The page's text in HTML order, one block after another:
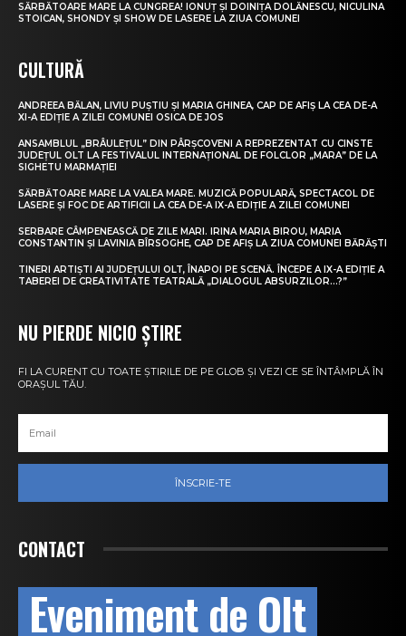
SĂRBĂTOARE MARE LA CUNGREA! IONUȚ ȘI DOINIȚA DOLĂNESCU, NICULINA
STOICAN, SHONDY ȘI SHOW DE LASERE LA ZIUA COMUNEI
CULTURĂ
ANDREEA BĂLAN, LIVIU PUȘTIU ȘI MARIA GHINEA, CAP DE AFIȘ LA CEA DE-A
XI-A EDIȚIE A ZILEI COMUNEI OSICA DE JOS
ANSAMBLUL „BRÂULEȚUL” DIN PÂRȘCOVENI A REPREZENTAT CU CINSTE
JUDEȚUL OLT LA FESTIVALUL INTERNAȚIONAL DE FOLCLOR „MARA” DE LA
SIGHETU MARMAȚIEI
SĂRBĂTOARE MARE LA VALEA MARE. MUZICĂ POPULARĂ, SPECTACOL DE
LASERE ȘI FOC DE ARTIFICII LA CEA DE-A IX-A EDIȚIE A ZILEI COMUNEI
SERBARE CÂMPENEASCĂ DE ZILE MARI. IRINA MARIA BIROU, MARIA
CONSTANTIN ȘI LAVINIA BÎRSOGHE, CAP DE AFIȘ LA ZIUA COMUNEI BĂRĂȘTI
TINERI ARTIȘTI AI JUDEȚULUI OLT, ÎNAPOI PE SCENĂ. ÎNCEPE A IX-A EDIȚIE A
TABEREI DE CREATIVITATE TEATRALĂ „DIALOGUL ABSURZILOR…?”
NU PIERDE NICIO ȘTIRE
FI LA CURENT CU TOATE ȘTIRILE DE PE GLOB ȘI VEZI CE SE ÎNTÂMPLĂ ÎN
ORAȘUL TĂU.
ÎNSCRIE-TE
CONTACT
Eveniment de Olt